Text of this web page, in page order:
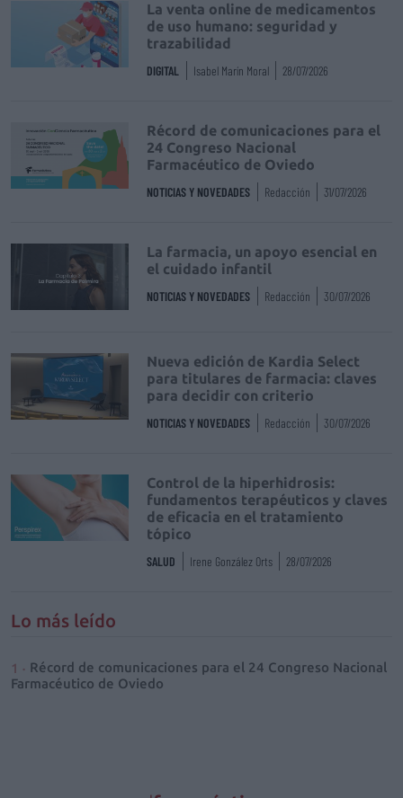
La venta online de medicamentos
de uso humano: seguridad y
trazabilidad
DIGITAL Isabel Marín Moral 28/07/2026
Récord de comunicaciones para el
24 Congreso Nacional
Farmacéutico de Oviedo
NOTICIAS Y NOVEDADES Redacción 31/07/2026
La farmacia, un apoyo esencial en
el cuidado infantil
NOTICIAS Y NOVEDADES Redacción 30/07/2026
Nueva edición de Kardia Select
para titulares de farmacia: claves
para decidir con criterio
NOTICIAS Y NOVEDADES Redacción 30/07/2026
Control de la hiperhidrosis:
fundamentos terapéuticos y claves
de eficacia en el tratamiento
tópico
SALUD Irene González Orts 28/07/2026
Lo más leído
Récord de comunicaciones para el 24 Congreso Nacional
Farmacéutico de Oviedo